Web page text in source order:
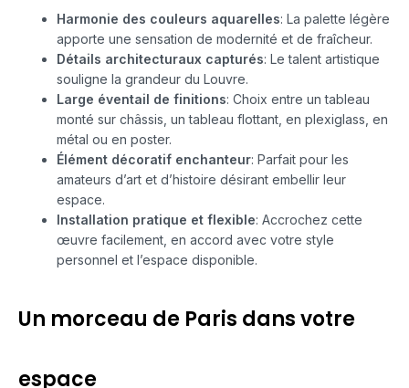
Harmonie des couleurs aquarelles: La palette légère
apporte une sensation de modernité et de fraîcheur.
Détails architecturaux capturés: Le talent artistique
souligne la grandeur du Louvre.
Large éventail de finitions: Choix entre un tableau
monté sur châssis, un tableau flottant, en plexiglass, en
métal ou en poster.
Élément décoratif enchanteur: Parfait pour les
amateurs d’art et d’histoire désirant embellir leur
espace.
Installation pratique et flexible: Accrochez cette
œuvre facilement, en accord avec votre style
personnel et l’espace disponible.
Un morceau de Paris dans votre
espace